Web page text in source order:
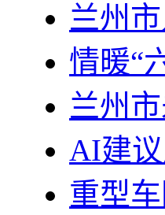
兰州
情暖“
兰州
AI建
重型